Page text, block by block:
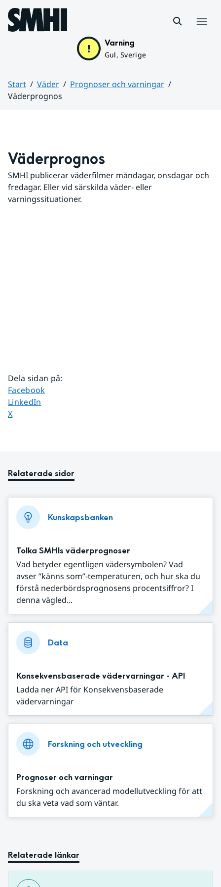
Hoppa till sidans innehåll
Varning
Gul, Sverige
Start Väder
Prognoser och varningar
Väderprognos
Väderprognos
SMHI publicerar väderfilmer måndagar, onsdagar och
fredagar. Eller vid särskilda väder- eller
varningssituationer.
Dela sidan på:
Dela sidan på
Facebook
Dela sidan på
LinkedIn
Dela sidan på
X
Relaterade sidor
Kunskapsbanken
Tolka SMHIs väderprognoser
Vad betyder egentligen vädersymbolen? Vad
avser ”känns som”-temperaturen, och hur ska du
förstå nederbördsprognosens procentsiffror? I
denna vägled...
Data
Konsekvensbaserade vädervarningar - API
Ladda ner API för Konsekvensbaserade
vädervarningar
Forskning och utveckling
Prognoser och varningar
Forskning och avancerad modellutveckling för att
du ska veta vad som väntar.
Relaterade länkar